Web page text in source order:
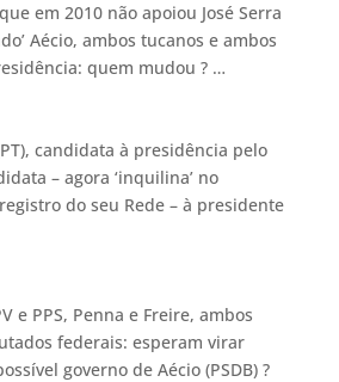
em 2010 não apoiou José Serra
Aécio, ambos tucanos e ambos
quem mudou ? …
candidata à presidência pelo
– agora ‘inquilina’ no
do seu Rede – à presidente
e PPS, Penna e Freire, ambos
federais: esperam virar
governo de Aécio (PSDB) ?